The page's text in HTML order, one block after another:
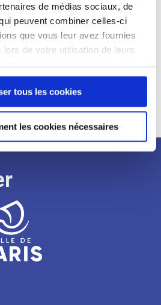
de médias sociaux, de
peuvent combiner celles-ci
que vous leur avez fournies
de votre utilisation de leurs
site Web.
tous les cookies
les cookies nécessaires